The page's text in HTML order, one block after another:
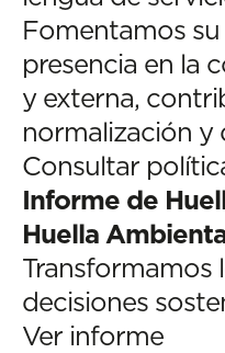
Fomentamos
presencia en la
y externa,
normalización y
Consultar
Informe de
Huella
Transformamos
decisiones
Ver informe